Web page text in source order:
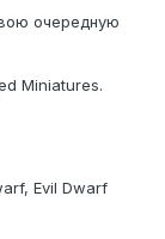
очередную
Miniatures.
Evil Dwarf